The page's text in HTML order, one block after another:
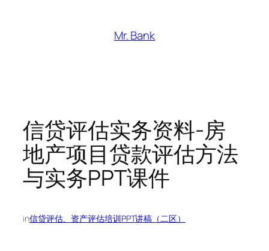
Mr. Bank
信贷评估实务资料-房
地产项目贷款评估方法
与实务PPT课件
in信贷评估、资产评估培训PPT讲稿（二区）